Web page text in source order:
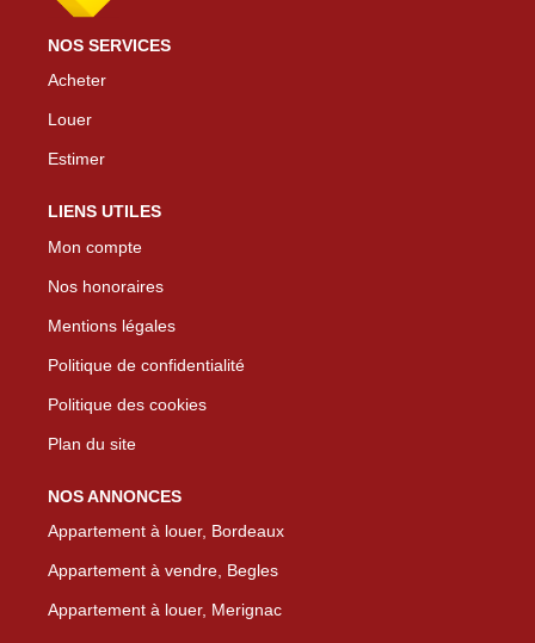
NOS SERVICES
Acheter
Louer
Estimer
LIENS UTILES
Mon compte
Nos honoraires
Mentions légales
Politique de confidentialité
Politique des cookies
Plan du site
NOS ANNONCES
Appartement à louer, Bordeaux
Appartement à vendre, Begles
Appartement à louer, Merignac